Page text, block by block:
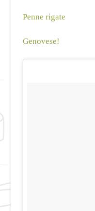
Penne rigate
Genovese!